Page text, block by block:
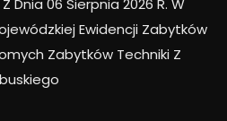
06 Sierpnia 2026 R. W
Ewidencji Zabytków
Zabytków Techniki Z